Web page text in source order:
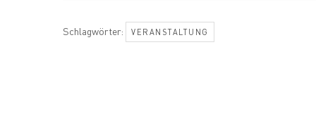
Schlagwörter: VERANSTALTUNG